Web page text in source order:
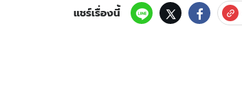
แชร์เรื่องนี้